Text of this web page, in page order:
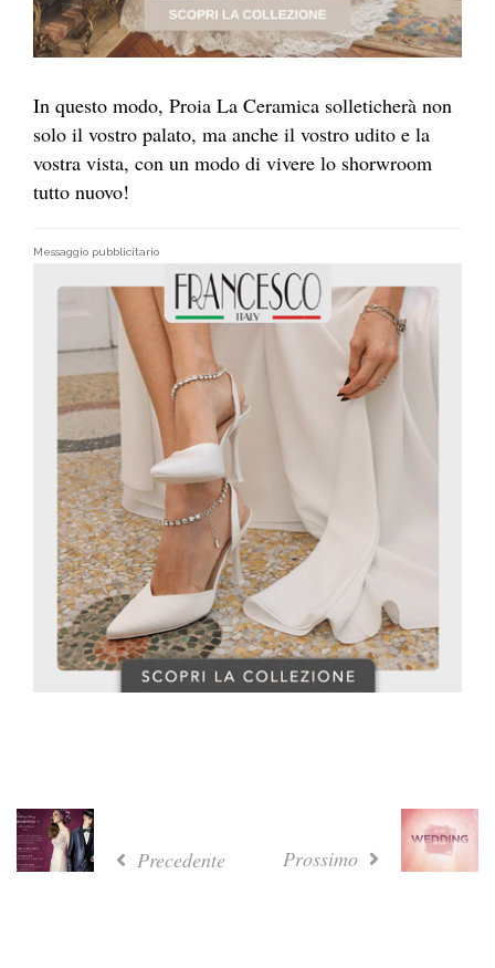
In questo modo, Proia La Ceramica solleticherà non
solo il vostro palato, ma anche il vostro udito e la
vostra vista, con un modo di vivere lo shorwroom
tutto nuovo!
Messaggio pubblicitario
Precedente Prossimo